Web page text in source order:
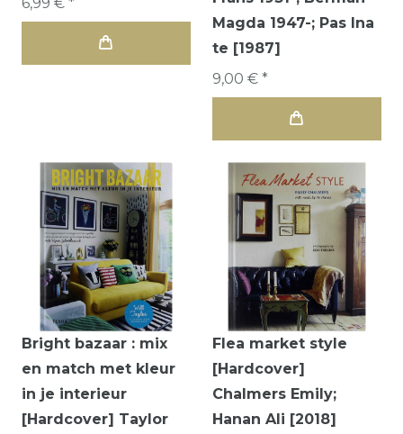
Magda 1947-; Pas Ina
te [1987]
9,00 € *
Bright bazaar : mix
en match met kleur
in je interieur
[Hardcover] Taylor
Flea market style
[Hardcover]
Chalmers Emily;
Hanan Ali [2018]